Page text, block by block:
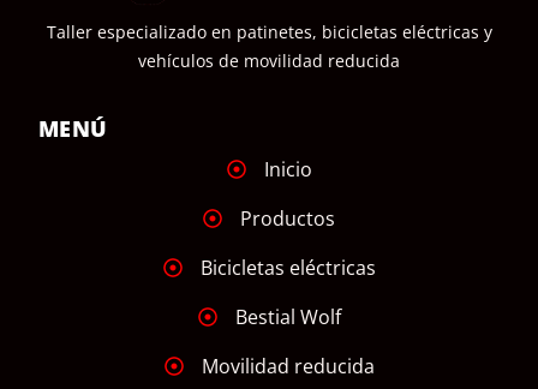
Taller especializado en patinetes, bicicletas eléctricas y
vehículos de movilidad reducida
MENÚ
Inicio
Productos
Bicicletas eléctricas
Bestial Wolf
Movilidad reducida